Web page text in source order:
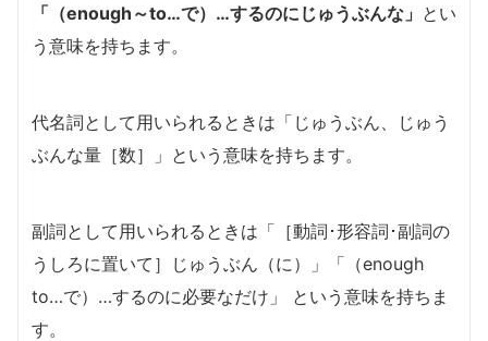
「（enough～to…で）…するのにじゅうぶんな」 とい
う意味を持ちます。
代名詞として用いられるときは「じゅうぶん、じゅう
ぶんな量［数］」という意味を持ちます。
副詞として用いられるときは「［動詞･形容詞･副詞の
うしろに置いて］じゅうぶん（に）」「（enough
to…で）…するのに必要なだけ」 という意味を持ちま
す。